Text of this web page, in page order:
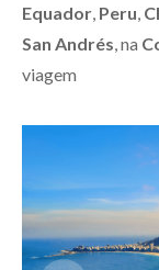
Equador Peru
San Andrés , na
viagem